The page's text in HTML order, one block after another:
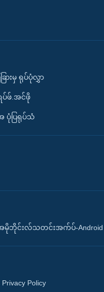
ြားမှ ရုပ်ပုံလွှာ
ဖ်.အင်ဖို
ပုံပြရုပ်သံ
မိုဘိုင်းလ်သတင်းအက်ပ်-Android
Privacy Policy